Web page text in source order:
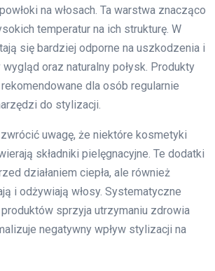
na włosach. Ta warstwa znacząco
temperatur na ich strukturę. W
się bardziej odporne na uszkodzenia i
oraz naturalny połysk. Produkty
dla osób regularnie
do stylizacji.
uwagę, że niektóre kosmetyki
składniki pielęgnacyjne. Te dodatki
działaniem ciepła, ale również
i odżywiają włosy. Systematyczne
sprzyja utrzymaniu zdrowia
negatywny wpływ stylizacji na